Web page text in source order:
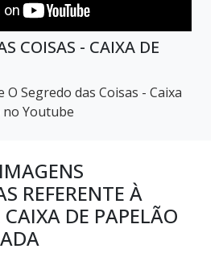
COISAS - CAIXA DE
Segredo das Coisas - Caixa
Youtube
REFERENTE À
CAIXA DE PAPELÃO